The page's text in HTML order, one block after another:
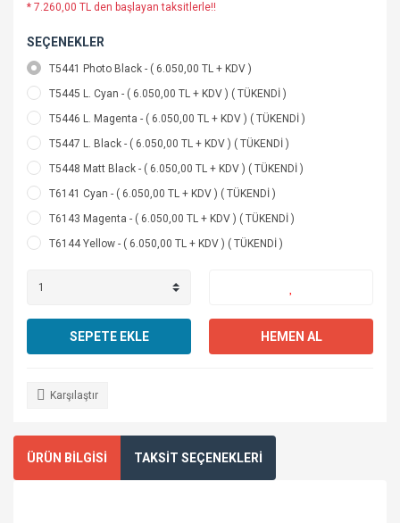
* 7.260,00 TL den başlayan taksitlerle!!
SEÇENEKLER
T5441 Photo Black - ( 6.050,00 TL + KDV )
T5445 L. Cyan - ( 6.050,00 TL + KDV ) ( TÜKENDİ )
T5446 L. Magenta - ( 6.050,00 TL + KDV ) ( TÜKENDİ )
T5447 L. Black - ( 6.050,00 TL + KDV ) ( TÜKENDİ )
T5448 Matt Black - ( 6.050,00 TL + KDV ) ( TÜKENDİ )
T6141 Cyan - ( 6.050,00 TL + KDV ) ( TÜKENDİ )
T6143 Magenta - ( 6.050,00 TL + KDV ) ( TÜKENDİ )
T6144 Yellow - ( 6.050,00 TL + KDV ) ( TÜKENDİ )
SEPETE EKLE HEMEN AL
Karşılaştır
ÜRÜN BİLGİSİ TAKSİT SEÇENEKLERİ